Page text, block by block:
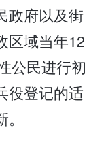
政府以及街
区域当年12
公民进行初
役登记的适